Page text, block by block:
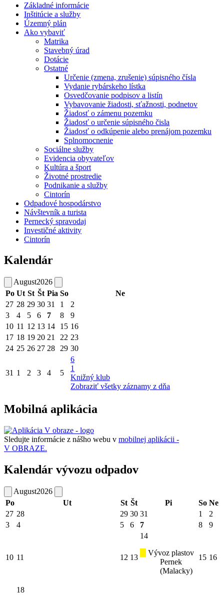
Základné informácie
Inštitúcie a služby
Územný plán
Ako vybaviť
Matrika
Stavebný úrad
Dotácie
Ostatné
Určenie (zmena, zrušenie) súpisného čísla
Vydanie rybárskeho lístka
Osvedčovanie podpisov a listín
Vybavovanie žiadosti, sťažnosti, podnetov
Žiadosť o zámenu pozemku
Žiadosť o určenie súpisného čisla
Žiadosť o odkúpenie alebo prenájom pozemku
Splnomocnenie
Sociálne služby
Evidencia obyvateľov
Kultúra a šport
Životné prostredie
Podnikanie a služby
Cintorín
Odpadové hospodárstvo
Návštevník a turista
Pernecký spravodaj
Investičné aktivity
Cintorín
Kalendár
August2026
Po Ut St Št Pia So
Ne
27 28 29 30 31 1
2
3
4 5 6 7 8
9
10 11 12 13 14 15 16
17 18 19 20 21 22 23
24 25 26 27 28 29 30
31 1 2 3 4 5
6
1
Knižný klub
Zobraziť všetky záznamy z dňa
Mobilná aplikácia
Sledujte informácie z nášho webu v mobilnej aplikácii -
V OBRAZE.
Kalendár vývozu odpadov
August2026
Po
Ut St Št Pi So Ne
27 28 29 30 31 1
2
3
4 5 6 7 8 9
10 11 12 13
14
Vývoz plastov
Pernek
(Malacky)
15 16
18